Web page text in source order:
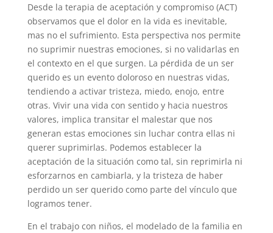
Desde la terapia de aceptación y compromiso (ACT)
observamos que el dolor en la vida es inevitable,
mas no el sufrimiento. Esta perspectiva nos permite
no suprimir nuestras emociones, si no validarlas en
el contexto en el que surgen. La pérdida de un ser
querido es un evento doloroso en nuestras vidas,
tendiendo a activar tristeza, miedo, enojo, entre
otras. Vivir una vida con sentido y hacia nuestros
valores, implica transitar el malestar que nos
generan estas emociones sin luchar contra ellas ni
querer suprimirlas. Podemos establecer la
aceptación de la situación como tal, sin reprimirla ni
esforzarnos en cambiarla, y la tristeza de haber
perdido un ser querido como parte del vínculo que
logramos tener.
En el trabajo con niños, el modelado de la familia en